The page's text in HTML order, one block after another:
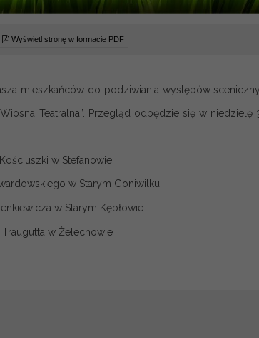
Wyświetl stronę w formacie PDF
mieszkańców do podziwiania występów
Teatralna”. Przegląd odbędzie się w
w Stefanowie
w Starym Goniwilku
w Starym Kębłowie
Traugutta w Żelechowie